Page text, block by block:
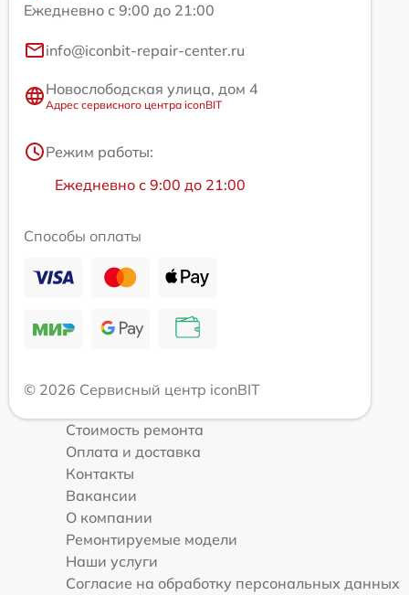
Ежедневно с 9:00 до 21:00
info@iconbit-repair-center.ru
Новослободская улица, дом 4
Адрес сервисного центра iconBIT
Режим работы:
Ежедневно с 9:00 до 21:00
Способы оплаты
© 2026 Сервисный центр iconBIT
Стоимость ремонта
Оплата и доставка
Контакты
Вакансии
О компании
Ремонтируемые модели
Наши услуги
Согласие на обработку персональных данных